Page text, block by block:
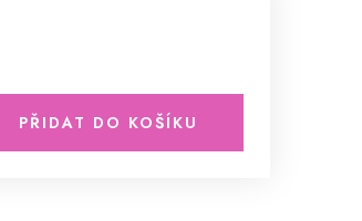
PŘIDAT DO KOŠÍKU